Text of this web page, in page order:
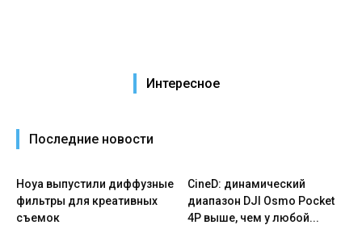
Интересное
Последние новости
Hoya выпустили диффузные
фильтры для креативных
съемок
CineD: динамический
диапазон DJI Osmo Pocket
4P выше, чем у любой...